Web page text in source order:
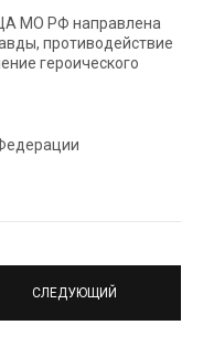
МО РФ направлена
противодействие
героического
СЛЕДУЮЩИЙ